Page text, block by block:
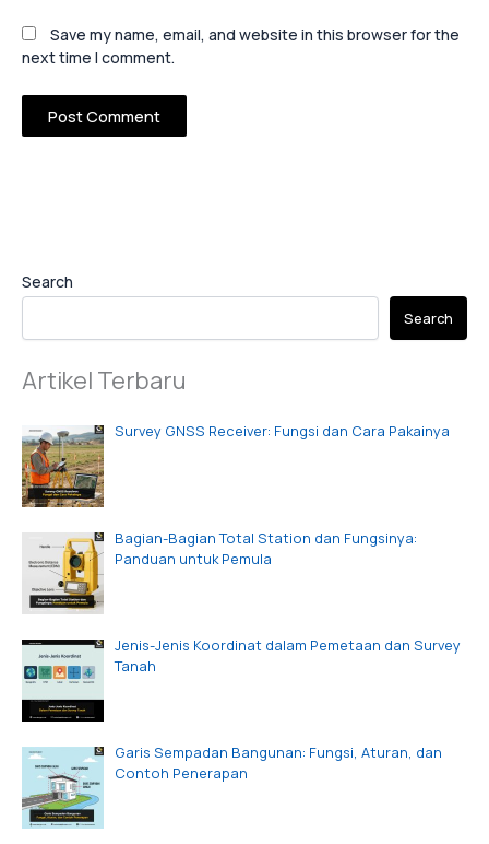
Search
Search
Artikel Terbaru
Survey GNSS Receiver: Fungsi dan Cara Pakainya
Bagian-Bagian Total Station dan Fungsinya:
Panduan untuk Pemula
Jenis-Jenis Koordinat dalam Pemetaan dan Survey
Tanah
Garis Sempadan Bangunan: Fungsi, Aturan, dan
Contoh Penerapan
Save my name, email, and website in this browser for the
next time I comment.